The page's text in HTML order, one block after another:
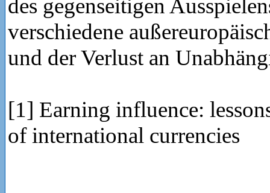
des gegenseitigen
verschiedene
und der Verlust an
[1] Earning influence:
of international currencies